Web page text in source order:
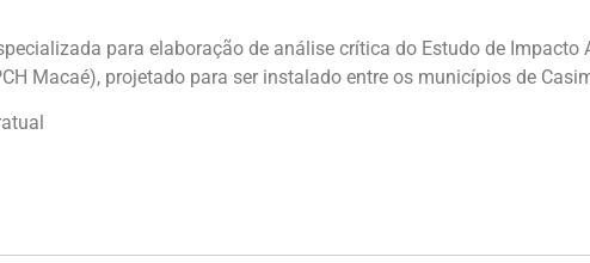
para elaboração de análise crítica do Estudo de Impacto
Macaé), projetado para ser instalado entre os municípios de